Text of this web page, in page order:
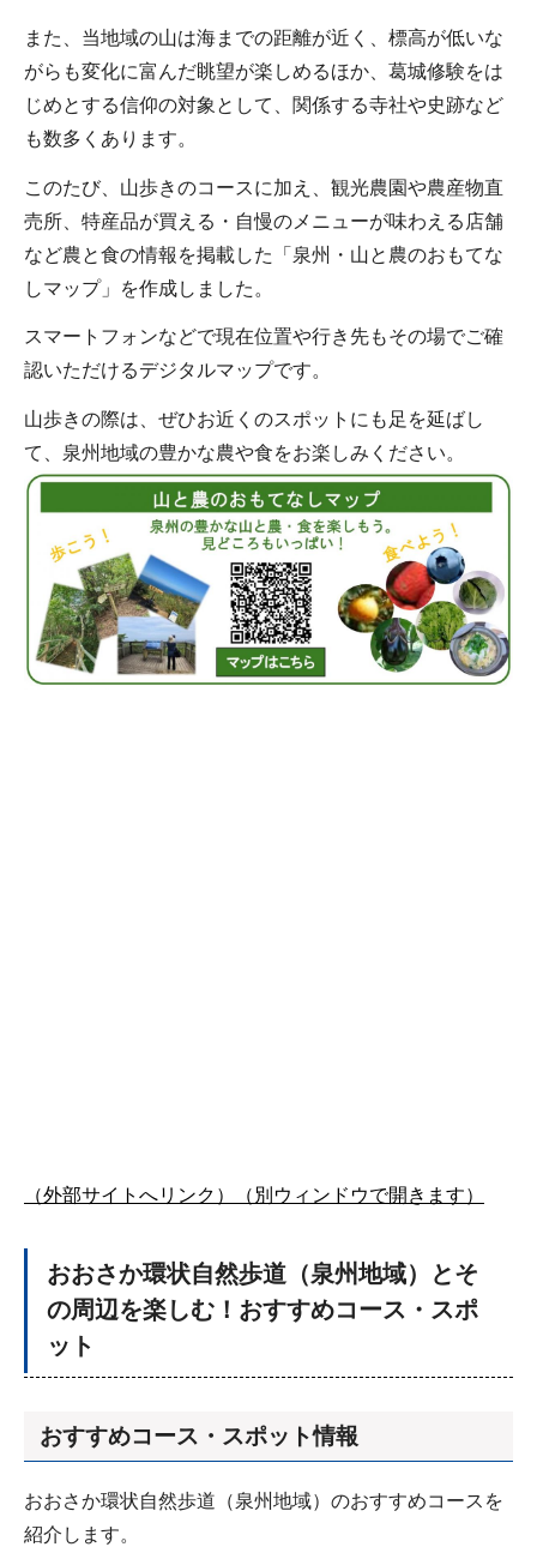
また、当地域の山は海までの距離が近く、標高が低いな
がらも変化に富んだ眺望が楽しめるほか、葛城修験をは
じめとする信仰の対象として、関係する寺社や史跡など
も数多くあります。
このたび、山歩きのコースに加え、観光農園や農産物直
売所、特産品が買える・自慢のメニューが味わえる店舗
など農と食の情報を掲載した「泉州・山と農のおもてな
しマップ」を作成しました。
スマートフォンなどで現在位置や行き先もその場でご確
認いただけるデジタルマップです。
山歩きの際は、ぜひお近くのスポットにも足を延ばし
て、泉州地域の豊かな農や食をお楽しみください。
（外部サイトへリンク）（別ウィンドウで開きます）
おおさか環状自然歩道（泉州地域）とそ
の周辺を楽しむ！おすすめコース・スポ
ット
おすすめコース・スポット情報
おおさか環状自然歩道（泉州地域）のおすすめコースを
紹介します。